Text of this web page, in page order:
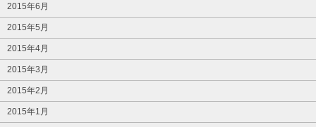
2015年6月
2015年5月
2015年4月
2015年3月
2015年2月
2015年1月